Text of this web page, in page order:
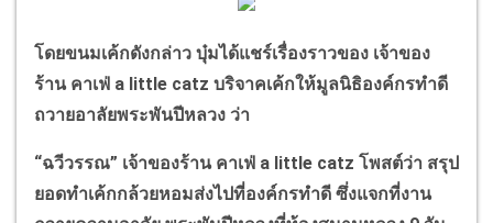
โดยขนมเค้กดังกล่าว บุ๋มได้แชร์เรื่องราวของ เจ้าของ
ร้าน คาเฟ่ a little catz บริจาคเค้กให้มูลนิธิองค์กรทำดี
ถวายอาลัยพระพันปีหลวง ว่า
“ฉวีวรรณ” เจ้าของร้าน คาเฟ่ a little catz โพสต์ว่า สรุป
ยอดทำเค้กกล้วยหอมส่งไปที่องค์กรทำดี ซึ่งแจกที่งาน